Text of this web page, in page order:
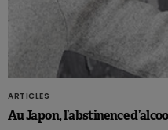
ARTICLES
Au Japon, l’abstinence